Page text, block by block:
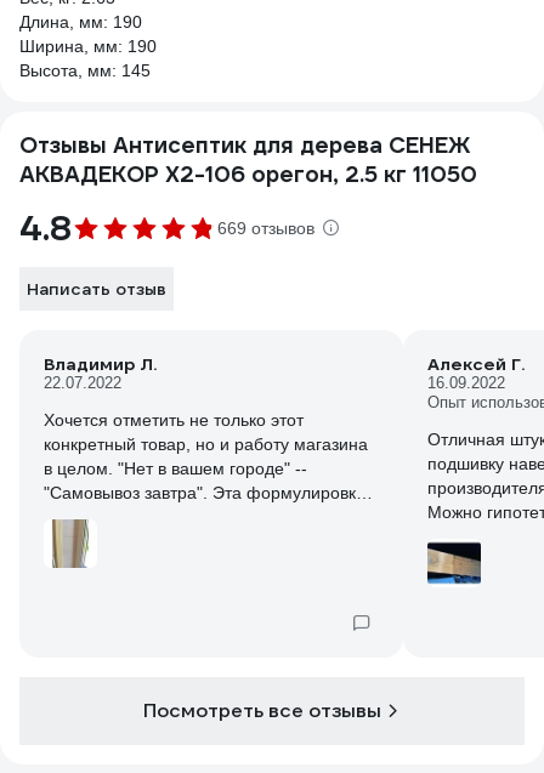
Длина, мм: 190
Ширина, мм: 190
Высота, мм: 145
Отзывы Антисептик для дерева СЕНЕЖ
АКВАДЕКОР Х2-106 орегон, 2.5 кг 11050
4.8 669 отзывов
Написать отзыв
Владимир Л.
22.07.2022
Хочется отметить не только этот
конкретный товар, но и работу магазина
в целом. "Нет в вашем городе" --
"Самовывоз завтра". Эта формулировка
ни разу (а сделали уже больше 10
заказов) не оказывалась нарушенной.
Товар обязательно поступает в срок!
Алексей Г.
16.09.2022
Опыт
Отличная
подшивку
Можно
Брал цвет
направо один
Посмотреть все отзывы